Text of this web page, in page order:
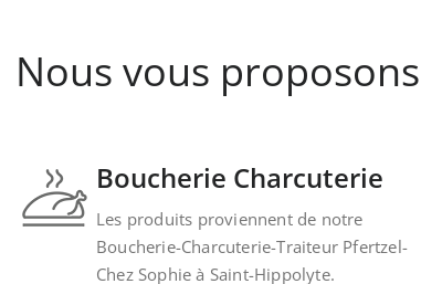
Nous vous proposons
Boucherie Charcuterie
Les produits proviennent de notre
Boucherie-Charcuterie-Traiteur Pfertzel-
Chez Sophie à Saint-Hippolyte.